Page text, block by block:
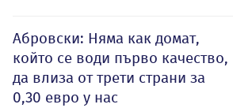
Абровски: Няма как домат,
който се води първо качество,
да влиза от трети страни за
0,30 евро у нас